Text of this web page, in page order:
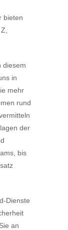
bieten
diesem
in
mehr
rund
der
bis
Dienste
an